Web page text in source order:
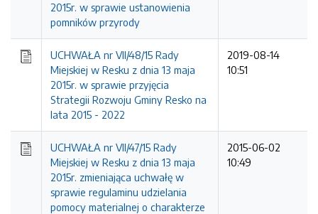
2015r. w sprawie ustanowienia
pomników przyrody
UCHWAŁA nr VII/48/15 Rady
Miejskiej w Resku z dnia 13 maja
2015r. w sprawie przyjęcia
Strategii Rozwoju Gminy Resko na
lata 2015 - 2022
2019-08-14
10:51
UCHWAŁA nr VII/47/15 Rady
Miejskiej w Resku z dnia 13 maja
2015r. zmieniająca uchwałę w
sprawie regulaminu udzielania
pomocy materialnej o charakterze
2015-06-02
10:49